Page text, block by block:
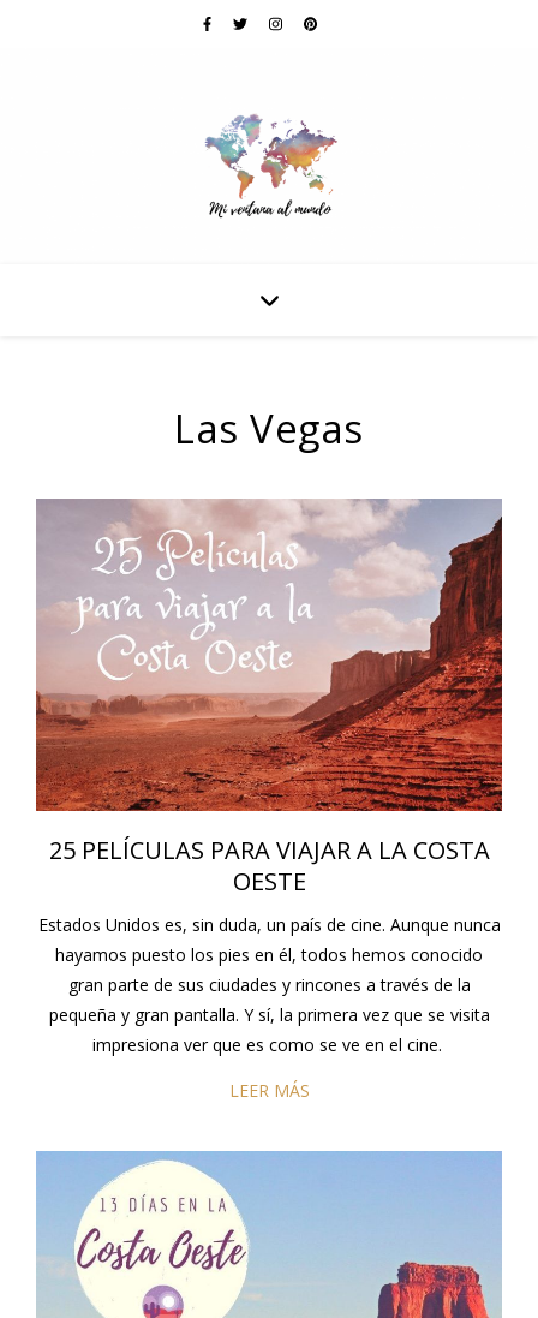
Las Vegas
25 PELÍCULAS PARA VIAJAR A LA COSTA
OESTE
Estados Unidos es, sin duda, un país de cine. Aunque nunca
hayamos puesto los pies en él, todos hemos conocido
gran parte de sus ciudades y rincones a través de la
pequeña y gran pantalla. Y sí, la primera vez que se visita
impresiona ver que es como se ve en el cine.
LEER MÁS